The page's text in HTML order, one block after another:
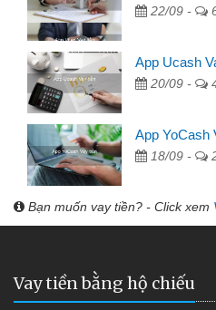
22/09 -
App Ucash
20/09 -
App YoCash
18/09 -
Bạn muốn vay tiền? - Click xem
Vay tiền bằng hộ chiếu